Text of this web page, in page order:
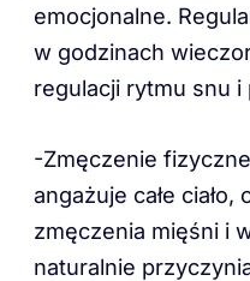
emocjonalne.
w godzinach
regulacji rytmu snu
-Zmęczenie
angażuje całe
zmęczenia mięśni i
naturalnie